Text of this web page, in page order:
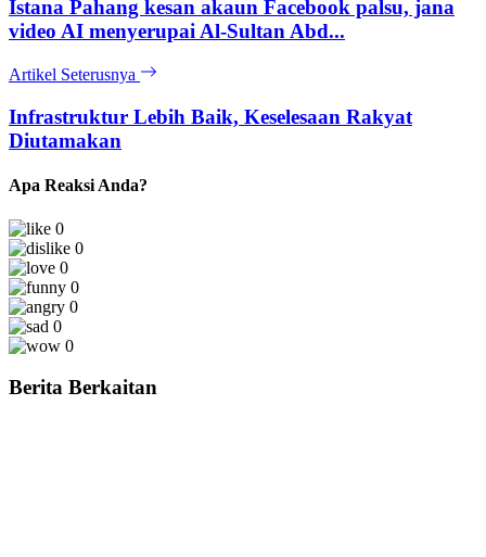
Istana Pahang kesan akaun Facebook palsu, jana
video AI menyerupai Al-Sultan Abd...
Artikel Seterusnya
Infrastruktur Lebih Baik, Keselesaan Rakyat
Diutamakan
Apa Reaksi Anda?
0
0
0
0
0
0
0
Berita Berkaitan